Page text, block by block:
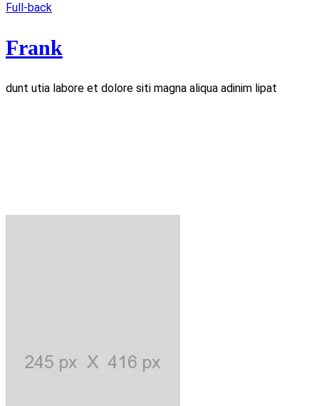
Full-back
Frank
dunt utia labore et dolore siti magna aliqua adinim lipat